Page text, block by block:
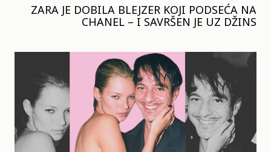
ZARA JE DOBILA BLEJZER KOJI PODSEĆA NA
CHANEL – I SAVRŠEN JE UZ DŽINS